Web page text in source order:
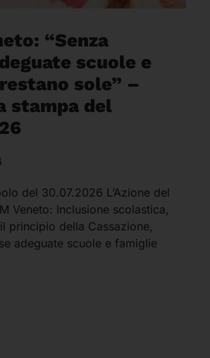
“Senza
scuole e
sole” –
stampa del
del 30.07.2026 L’Azione del
Veneto: Inclusione scolastica,
principio della Cassazione,
adeguate scuole e famiglie